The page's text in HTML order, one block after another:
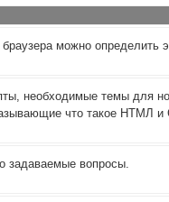
можно определить
необходимые темы для
что такое НТМЛ и
задаваемые вопросы.